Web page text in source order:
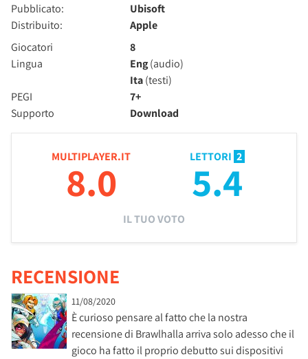
Pubblicato:
Ubisoft
Distribuito:
Apple
Giocatori
8
Lingua
Eng(audio)
Ita(testi)
PEGI
7+
Supporto
Download
MULTIPLAYER.IT
8.0
LETTORI 2
5.4
IL TUO VOTO
RECENSIONE
11/08/2020
È curioso pensare al fatto che la nostra
recensione di Brawlhalla arriva solo adesso che il
gioco ha fatto il proprio debutto sui dispositivi